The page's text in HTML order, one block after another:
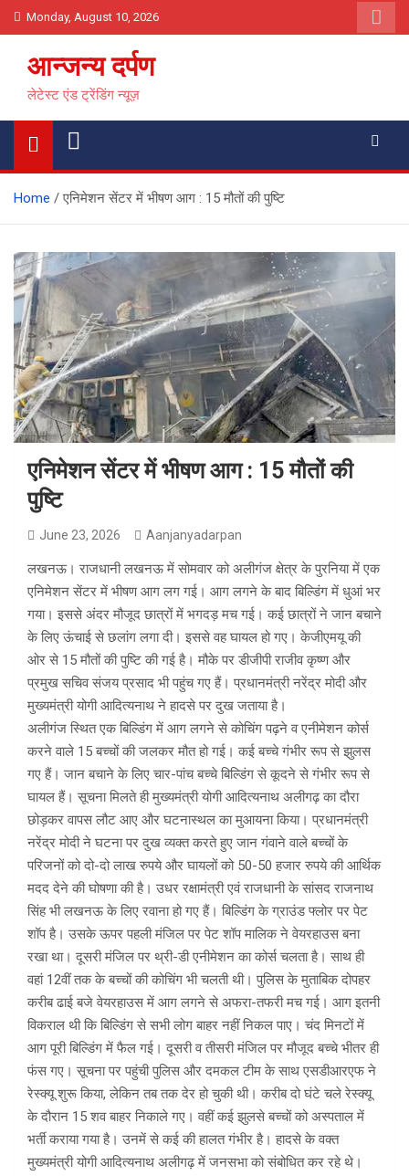
Skip
to
content
Monday, August 10, 2026
आन्जन्य दर्पण
लेटेस्ट एंड ट्रेंडिंग न्यूज़
Home एनिमेशन सेंटर में भीषण आग : 15 मौतों की पुष्टि
एनिमेशन सेंटर में भीषण आग : 15 मौतों की
पुष्टि
June 23, 2026 Aanjanyadarpan
लखनऊ। राजधानी लखनऊ में सोमवार को अलीगंज क्षेत्र के पुरनिया में एक
एनिमेशन सेंटर में भीषण आग लग गई। आग लगने के बाद बिल्डिंग में धुआं भर
गया। इससे अंदर मौजूद छात्रों में भगदड़ मच गई। कई छात्रों ने जान बचाने
के लिए ऊंचाई से छलांग लगा दी। इससे वह घायल हो गए। केजीएमयू की
ओर से 15 मौतों की पुष्टि की गई है। मौके पर डीजीपी राजीव कृष्ण और
प्रमुख सचिव संजय प्रसाद भी पहुंच गए हैं। प्रधानमंत्री नरेंद्र मोदी और
मुख्यमंत्री योगी आदित्यनाथ ने हादसे पर दुख जताया है।
अलीगंज स्थित एक बिल्डिंग में आग लगने से कोचिंग पढ़ने व एनीमेशन कोर्स
करने वाले 15 बच्चों की जलकर मौत हो गई। कई बच्चे गंभीर रूप से झुलस
गए हैं। जान बचाने के लिए चार-पांच बच्चे बिल्डिंग से कूदने से गंभीर रूप से
घायल हैं। सूचना मिलते ही मुख्यमंत्री योगी आदित्यनाथ अलीगढ़ का दौरा
छोड़कर वापस लौट आए और घटनास्थल का मुआयना किया। प्रधानमंत्री
नरेंद्र मोदी ने घटना पर दुख व्यक्त करते हुए जान गंवाने वाले बच्चों के
परिजनों को दो-दो लाख रुपये और घायलों को 50-50 हजार रुपये की आर्थिक
मदद देने की घोषणा की है। उधर रक्षामंत्री एवं राजधानी के सांसद राजनाथ
सिंह भी लखनऊ के लिए रवाना हो गए हैं। बिल्डिंग के ग्राउंड फ्लोर पर पेट
शॉप है। उसके ऊपर पहली मंजिल पर पेट शॉप मालिक ने वेयरहाउस बना
रखा था। दूसरी मंजिल पर थ्री-डी एनीमेशन का कोर्स चलता है। साथ ही
वहां 12वीं तक के बच्चों की कोचिंग भी चलती थी। पुलिस के मुताबिक दोपहर
करीब ढाई बजे वेयरहाउस में आग लगने से अफरा-तफरी मच गई। आग इतनी
विकराल थी कि बिल्डिंग से सभी लोग बाहर नहीं निकल पाए। चंद मिनटों में
आग पूरी बिल्डिंग में फैल गई। दूसरी व तीसरी मंजिल पर मौजूद बच्चे भीतर ही
फंस गए। सूचना पर पहुंची पुलिस और दमकल टीम के साथ एसडीआरएफ ने
रेस्क्यू शुरू किया, लेकिन तब तक देर हो चुकी थी। करीब दो घंटे चले रेस्क्यू
के दौरान 15 शव बाहर निकाले गए। वहीं कई झुलसे बच्चों को अस्पताल में
भर्ती कराया गया है। उनमें से कई की हालत गंभीर है। हादसे के वक्त
मुख्यमंत्री योगी आदित्यनाथ अलीगढ़ में जनसभा को संबोधित कर रहे थे।